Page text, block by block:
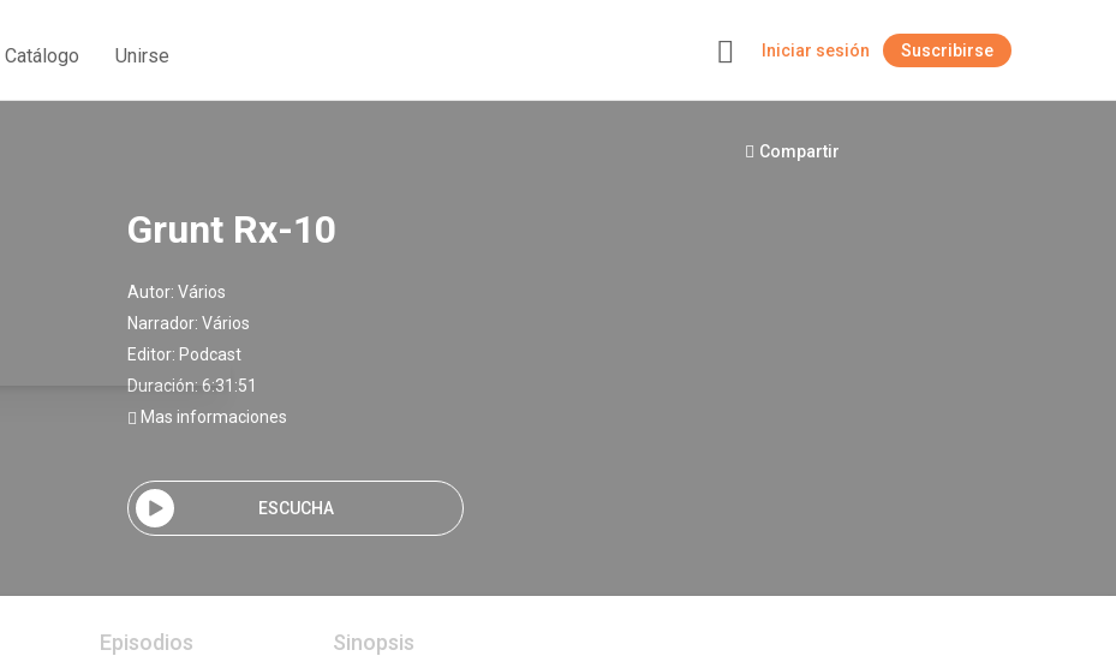
Catálogo Unirse Iniciar sesión Suscribirse
Compartir
Grunt Rx-10
Autor: Vários
Narrador: Vários
Editor: Podcast
Duración: 6:31:51
Mas informaciones
ESCUCHA
Episodios Sinopsis